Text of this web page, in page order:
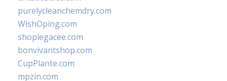
purelycleanchemdry.com
WishOping.com
shoplegacee.com
bonvivantshop.com
CupPlante.com
mpzin.com